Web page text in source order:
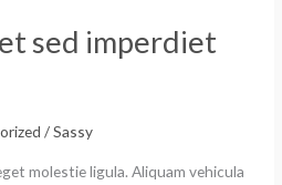
sed imperdiet
/Sassy
molestie ligula. Aliquam vehicula